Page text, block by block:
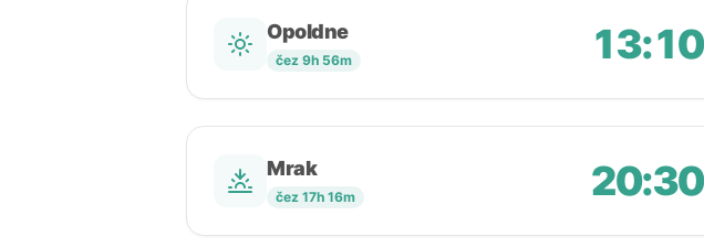
Opoldne
čez 9h 56m 13:10
Mrak
čez 17h 16m 20:30